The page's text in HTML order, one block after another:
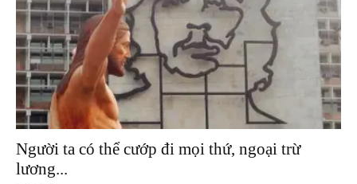
Người ta có thể cướp đi mọi thứ, ngoại trừ
lương...